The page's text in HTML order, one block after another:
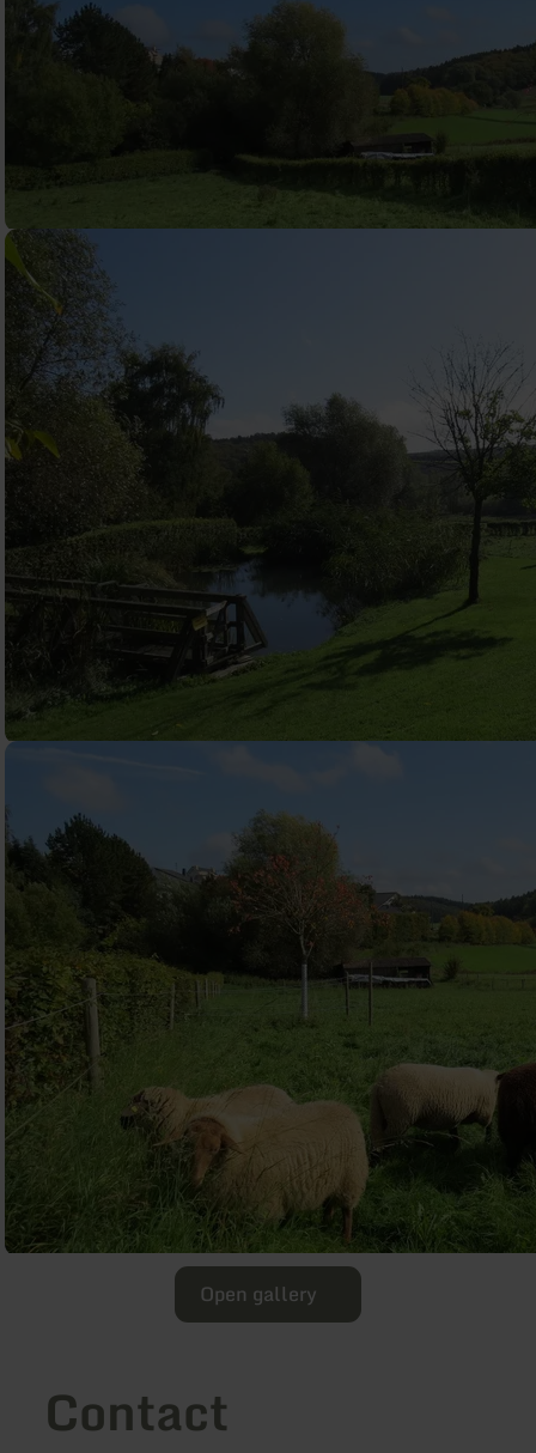
Open gallery
Contact